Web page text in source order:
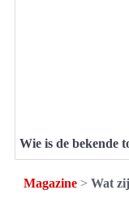
Wie is de bekende
Magazine> Wat